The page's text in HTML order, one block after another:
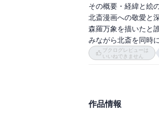
その概要・経緯と絵
北斎漫画への敬愛と
森羅万象を描いたと
みながら北斎を同時
ブクログレビューは
いいねできません
作品情報